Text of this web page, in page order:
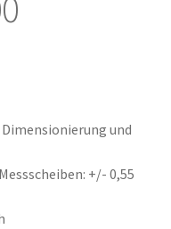
und
+/- 0,55